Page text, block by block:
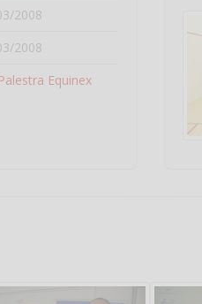
2008
2008
Equinex